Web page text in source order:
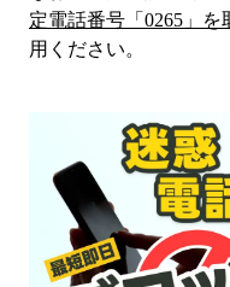
定電話番号「 0265 」
用ください。